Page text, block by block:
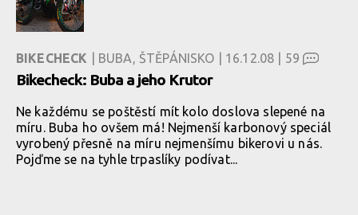
BIKECHECK | BUBA, ŠTĚPÁNISKO | 16.12.08 | 59
Bikecheck: Buba a jeho Krutor
Ne každému se poštěstí mít kolo doslova slepené na
míru. Buba ho ovšem má! Nejmenší karbonový speciál
vyrobený přesně na míru nejmenšímu bikerovi u nás.
Pojďme se na tyhle trpaslíky podívat...